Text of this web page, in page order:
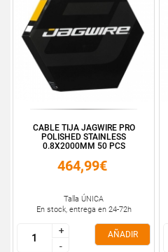
CABLE TIJA JAGWIRE PRO
POLISHED STAINLESS
0.8X2000MM 50 PCS
464,99€
Talla ÚNICA
En stock, entrega en 24-72h
+
-
+
-
AÑADIR